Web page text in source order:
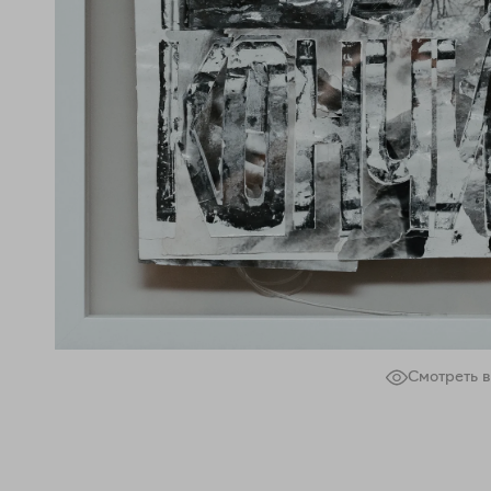
Смотреть